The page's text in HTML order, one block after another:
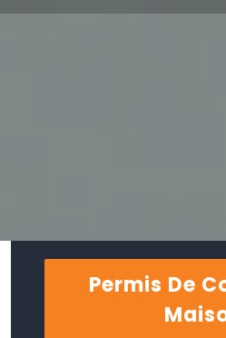
Permis De